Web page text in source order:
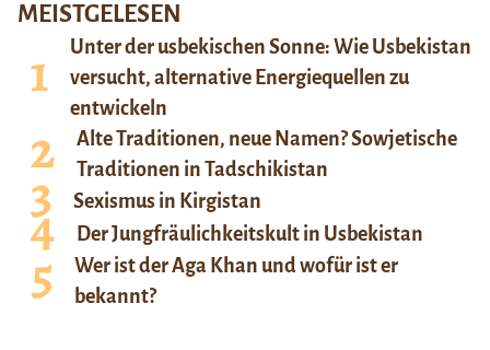
MEISTGELESEN
Unter der usbekischen Sonne: Wie Usbekistan
versucht, alternative Energiequellen zu
entwickeln
Alte Traditionen, neue Namen? Sowjetische
Traditionen in Tadschikistan
Sexismus in Kirgistan
Der Jungfräulichkeitskult in Usbekistan
Wer ist der Aga Khan und wofür ist er
bekannt?